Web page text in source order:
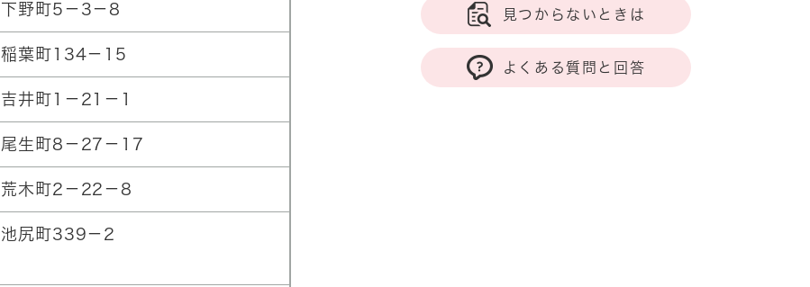
下野町5－3－8
稲葉町134－15
吉井町1－21－1
尾生町8－27－17
荒木町2－22－8
池尻町339－2
見つからないときは
よくある質問と回答